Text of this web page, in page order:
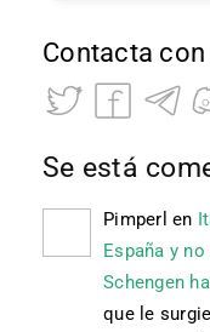
Contacta
Se está
Pimperl en
España y
Schengen
que le